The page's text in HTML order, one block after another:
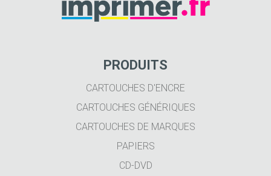
PRODUITS
CARTOUCHES D'ENCRE
CARTOUCHES GÉNÉRIQUES
CARTOUCHES DE MARQUES
PAPIERS
CD-DVD